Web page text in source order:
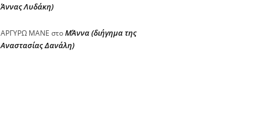
Άννας Λυδάκη)
ΑΡΓΥΡΩ ΜΑΝΕ στοΜΆννα (διήγημα της
Αναστασίας Δανάλη)